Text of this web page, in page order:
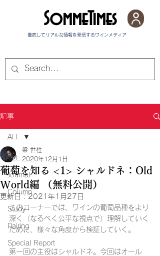
徹底してリアルな情報を発信する​ワインメディア
SommeTimes
記事
ALL
Journal
Column
Study
Pairing
Special Report
ALL
葡萄を知る <1> シャルドネ：Old
World編 （無料公開）
梁 世柱
2020年12月1日
更新日：2021年1月27日
このコーナーでは、ワインの葡萄品種をより
深く（なるべく公平な視点で）理解していく
ために、様々な角度から検証していく。
第一回の主役はシャルドネ。今回はオール